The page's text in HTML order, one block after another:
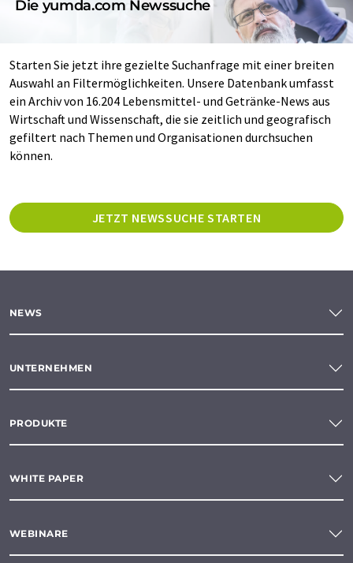
Die yumda.com Newssuche
Starten Sie jetzt ihre gezielte Suchanfrage mit einer breiten
Auswahl an Filtermöglichkeiten. Unsere Datenbank umfasst
ein Archiv von 16.204 Lebensmittel- und Getränke-News aus
Wirtschaft und Wissenschaft, die sie zeitlich und geografisch
gefiltert nach Themen und Organisationen durchsuchen
können.
JETZT NEWSSUCHE STARTEN
NEWS
UNTERNEHMEN
PRODUKTE
WHITE PAPER
WEBINARE